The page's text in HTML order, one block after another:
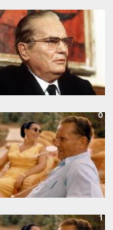
0
1